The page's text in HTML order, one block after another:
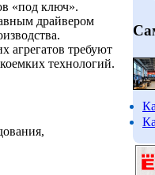
«под ключ».
драйвером
агрегатов требуют
технологий.